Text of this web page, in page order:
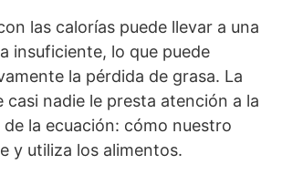
las calorías puede llevar a una
insuficiente, lo que puede
la pérdida de grasa. La
casi nadie le presta atención a la
la ecuación: cómo nuestro
y utiliza los alimentos.